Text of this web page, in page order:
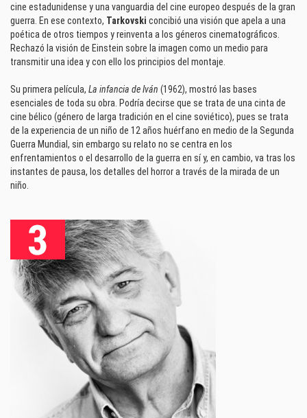
cine estadunidense y una vanguardia del cine europeo después de la gran
guerra. En ese contexto, Tarkovski concibió una visión que apela a una
poética de otros tiempos y reinventa a los géneros cinematográficos.
Rechazó la visión de Einstein sobre la imagen como un medio para
transmitir una idea y con ello los principios del montaje.
Su primera película, La infancia de Iván (1962), mostró las bases
esenciales de toda su obra. Podría decirse que se trata de una cinta de
cine bélico (género de larga tradición en el cine soviético), pues se trata
de la experiencia de un niño de 12 años huérfano en medio de la Segunda
Guerra Mundial, sin embargo su relato no se centra en los
enfrentamientos o el desarrollo de la guerra en sí y, en cambio, va tras los
instantes de pausa, los detalles del horror a través de la mirada de un
niño.